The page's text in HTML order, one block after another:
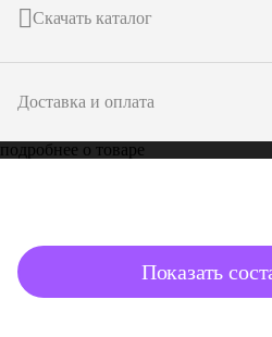
Скачать каталог
Доставка и оплата
подробнее о товаре
Показать